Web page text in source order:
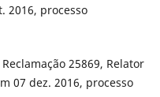
2016, processo
Reclamação 25869, Relator
07 dez. 2016, processo